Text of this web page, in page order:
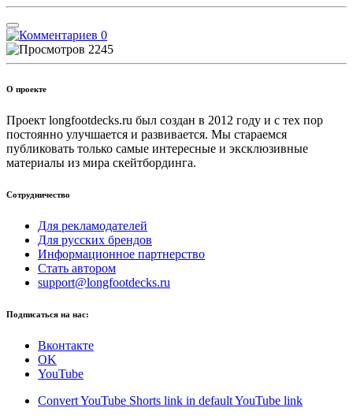
0
2245
О проекте
Проект longfootdecks.ru был создан в 2012 году и с тех пор
постоянно улучшается и развивается. Мы стараемся
публиковать только самые интересные и эксклюзивные
материалы из мира скейтбординга.
Сотрудничество
Для рекламодателей
Для русских брендов
Информационное партнерство
Стать автором
support@longfootdecks.ru
Подписаться на нас:
Вконтакте
OK
YouTube
Convert YouTube Shorts link in default YouTube link